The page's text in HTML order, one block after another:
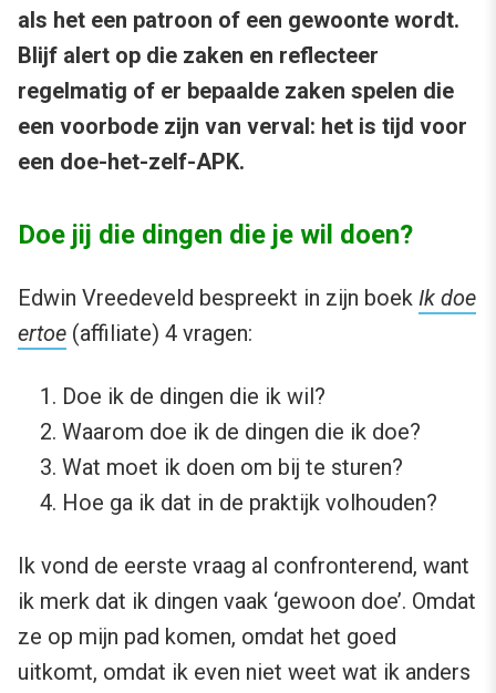
als het een patroon of een gewoonte wordt.
Blijf alert op die zaken en reflecteer
regelmatig of er bepaalde zaken spelen die
een voorbode zijn van verval: het is tijd voor
een doe-het-zelf-APK.
Doe jij die dingen die je wil doen?
Edwin Vreedeveld bespreekt in zijn boek Ik doe
ertoe (affiliate) 4 vragen:
Doe ik de dingen die ik wil?
Waarom doe ik de dingen die ik doe?
Wat moet ik doen om bij te sturen?
Hoe ga ik dat in de praktijk volhouden?
Ik vond de eerste vraag al confronterend, want
ik merk dat ik dingen vaak ‘gewoon doe’. Omdat
ze op mijn pad komen, omdat het goed
uitkomt, omdat ik even niet weet wat ik anders